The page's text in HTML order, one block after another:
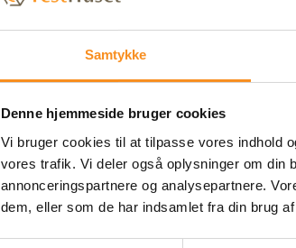
Samtykke
Denne hjemmeside bruger cookies
Vi bruger cookies til at tilpasse vores indhold
vores trafik. Vi deler også oplysninger om din
annonceringspartnere og analysepartnere.
dem, eller som de har indsamlet fra din brug
vi har en ide om hvor mange som
Om Rasmus
Rasmus Seebach er Danmarks
har han fundet vej til både hitlister,
spektakulære, og han er kendt for